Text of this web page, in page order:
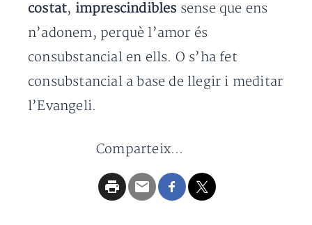
costat, imprescindibles sense que ens
n’adonem, perquè l’amor és
consubstancial en ells. O s’ha fet
consubstancial a base de llegir i meditar
l’Evangeli.
Comparteix...